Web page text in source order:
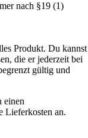
nach §19 (1)
Produkt. Du kannst
die er jederzeit bei
gültig und
einen
Lieferkosten an.